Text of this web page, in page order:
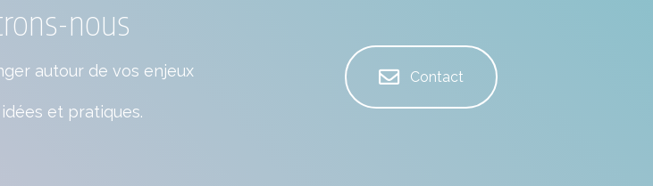
nous
autour de vos enjeux
et pratiques.
Contact